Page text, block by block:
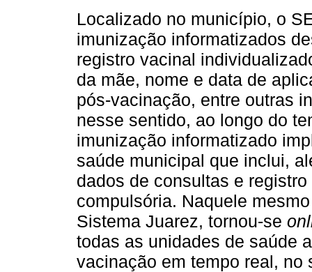
Localizado no município, o
imunização informatizados
registro vacinal
da mãe, nome e data de
pós-vacinação, entre outras
nesse sentido, ao longo do
imunização informatizado
saúde municipal que inclui,
dados de consultas e
compulsória. Naquele
Sistema Juarez, tornou-se
todas as unidades de saúde
vacinação em tempo real, no